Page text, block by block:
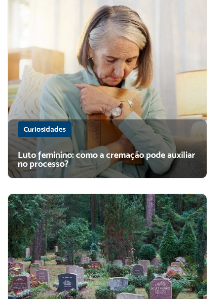
Curiosidades
Luto feminino: como a cremação pode auxiliar
no processo?